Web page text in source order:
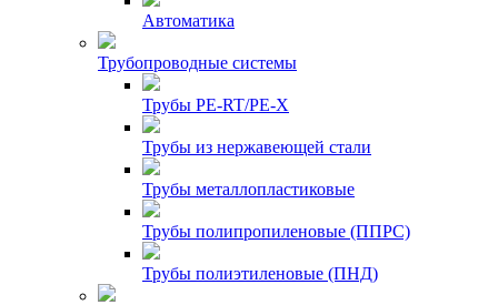
Автоматика
Трубопроводные системы
Трубы PE-RT/PE-X
Трубы из нержавеющей стали
Трубы металлопластиковые
Трубы полипропиленовые (ППРС)
Трубы полиэтиленовые (ПНД)